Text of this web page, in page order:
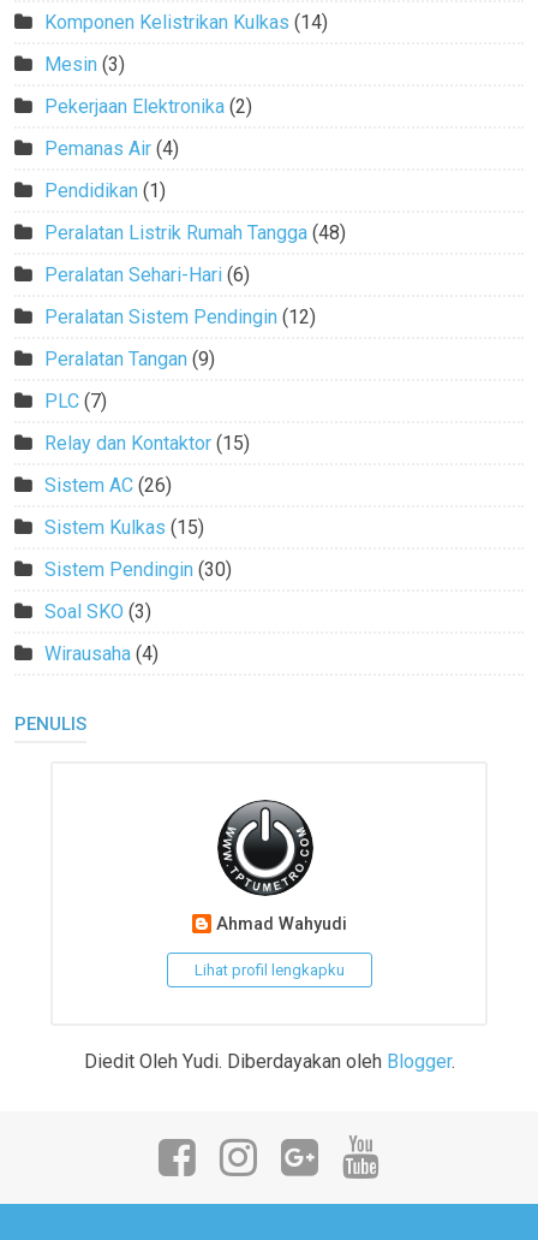
Komponen Kelistrikan Kulkas (14)
Mesin (3)
Pekerjaan Elektronika (2)
Pemanas Air (4)
Pendidikan (1)
Peralatan Listrik Rumah Tangga (48)
Peralatan Sehari-Hari (6)
Peralatan Sistem Pendingin (12)
Peralatan Tangan (9)
PLC (7)
Relay dan Kontaktor (15)
Sistem AC (26)
Sistem Kulkas (15)
Sistem Pendingin (30)
Soal SKO (3)
Wirausaha (4)
PENULIS
Ahmad Wahyudi
Lihat profil lengkapku
Diedit Oleh Yudi. Diberdayakan oleh Blogger.